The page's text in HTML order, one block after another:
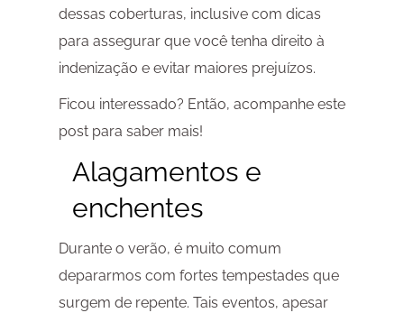
dessas coberturas, inclusive com dicas
para assegurar que você tenha direito à
indenização e evitar maiores prejuízos.
Ficou interessado? Então, acompanhe este
post para saber mais!
Alagamentos e
enchentes
Durante o verão, é muito comum
depararmos com fortes tempestades que
surgem de repente. Tais eventos, apesar